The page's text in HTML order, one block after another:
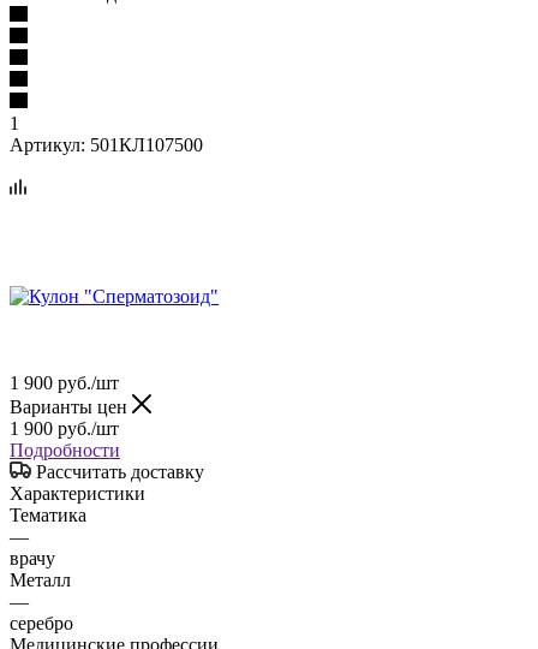
1
Артикул: 501КЛ107500
1 900 руб./шт
Варианты цен
1 900 руб./шт
Подробности
Рассчитать доставку
Характеристики
Тематика
—
врачу
Металл
—
серебро
Медицинские профессии